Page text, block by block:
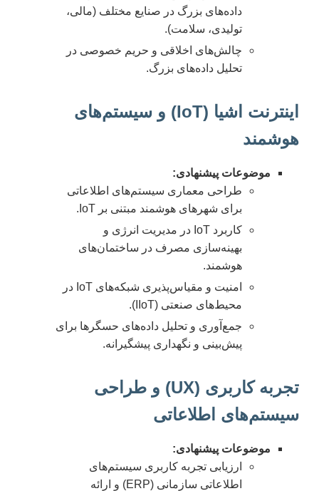
داده‌های بزرگ در صنایع مختلف (مالی،
تولیدی، سلامت).
چالش‌های اخلاقی و حریم خصوصی در
تحلیل داده‌های بزرگ.
اینترنت اشیا (IoT) و سیستم‌های
هوشمند
موضوعات پیشنهادی:
طراحی معماری سیستم‌های اطلاعاتی
برای شهرهای هوشمند مبتنی بر IoT.
کاربرد IoT در مدیریت انرژی و
بهینه‌سازی مصرف در ساختمان‌های
هوشمند.
امنیت و مقیاس‌پذیری شبکه‌های IoT در
محیط‌های صنعتی (IIoT).
جمع‌آوری و تحلیل داده‌های حسگرها برای
پیش‌بینی و نگهداری پیشگیرانه.
تجربه کاربری (UX) و طراحی
سیستم‌های اطلاعاتی
موضوعات پیشنهادی:
ارزیابی تجربه کاربری سیستم‌های
اطلاعاتی سازمانی (ERP) و ارائه